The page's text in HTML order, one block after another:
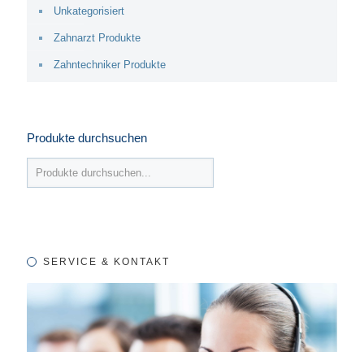
Unkategorisiert
Zahnarzt Produkte
Zahntechniker Produkte
Produkte durchsuchen
SERVICE & KONTAKT